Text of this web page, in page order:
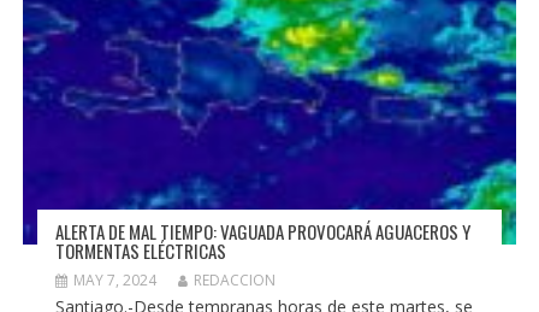
ALERTA DE MAL TIEMPO: VAGUADA PROVOCARÁ AGUACEROS Y
TORMENTAS ELÉCTRICAS
MAY 7, 2024 REDACCION
Santiago.-Desde tempranas horas de este martes, se